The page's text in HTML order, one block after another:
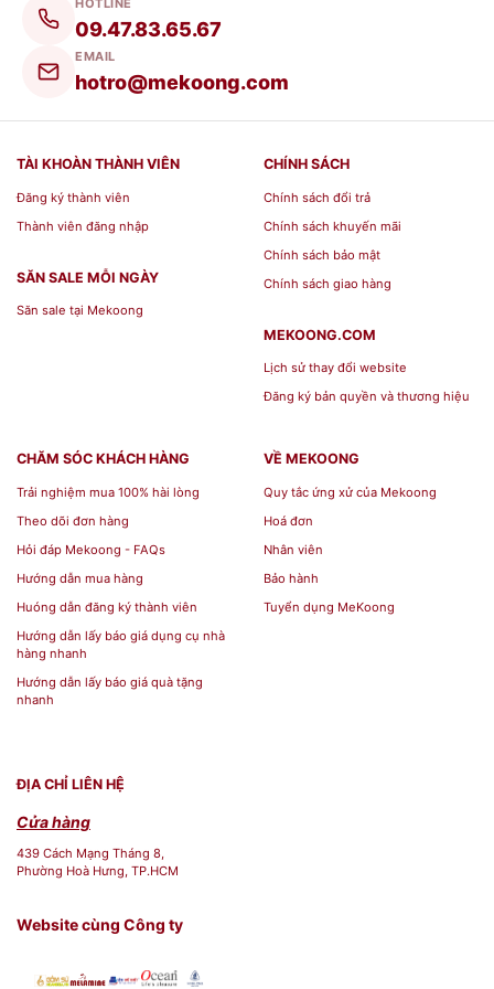
Mỗi vật phẩm thờ cúng đều mang trong mình
những ý nghĩa vô cùng đặc biệt. Không chỉ riêng
Bàn thờ thần tài ông địa gỗ gõ đỏ ngang 60 cm
cúng lưu ly cũng được nhiều người ưu tiên lựa
chọn.
Nhưng chung quy lại, theo quan niệm của cha
ông ta từ xưa đến nay thì thì một bộ đồ thờ cúng
cần phải có đầy đủ những vật phẩm sau đây:
Ngai chén thờ, ngai thờ
Các vật phẩm khác như khay nước,
bình sen,...
Những loại gỗ nào được dùng làm đồ thờ
Người Việt ta luôn muốn chuẩn bị thật chu đáo và
lựa chọn cần phải có sự tinh tế và hơn thế nữa
Để có một bộ đồ thờ
09.47.83.65.67
EMAIL
hotro@mekoong.com
TÀI KHOÀN THÀNH VIÊN
Đăng ký thành viên
Thành viên đăng nhập
SĂN SALE MỖI NGÀY
Săn sale tại Mekoong
CHÍNH SÁCH
Chính sách đổi trả
Chính sách khuyến mãi
Chính sách bảo mật
Chính sách giao hàng
MEKOONG.COM
Lịch sử thay đổi website
Đăng ký bản quyền và thương hiệu
CHĂM SÓC KHÁCH HÀNG
Trải nghiệm mua 100% hài lòng
Theo dõi đơn hàng
Hỏi đáp Mekoong - FAQs
Hướng dẫn mua hàng
Huóng dẫn đăng ký thành viên
Hướng dẫn lấy báo giá dụng cụ nhà
hàng nhanh
Hướng dẫn lấy báo giá quà tặng
nhanh
VỀ MEKOONG
Quy tắc ứng xử của Mekoong
Hoá đơn
Nhân viên
Bảo hành
Tuyển dụng MeKoong
ĐỊA CHỈ LIÊN HỆ
Cửa hàng
439 Cách Mạng Tháng 8,
Phường Hoà Hưng, TP.HCM
Website cùng Công ty